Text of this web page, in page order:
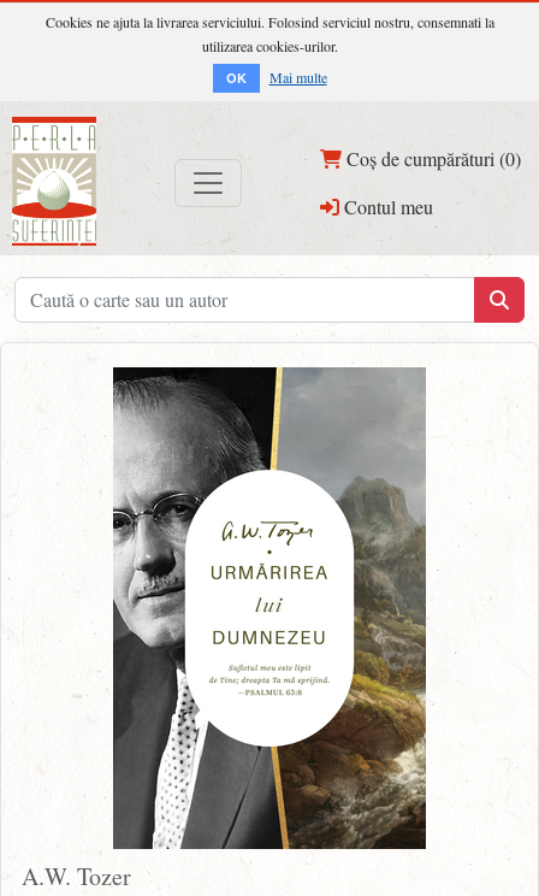
Cookies ne ajuta la livrarea serviciului. Folosind serviciul nostru, consemnati la
utilizarea cookies-urilor.
OK Mai multe
Coș de cumpărături (0)
Contul meu
A.W. Tozer